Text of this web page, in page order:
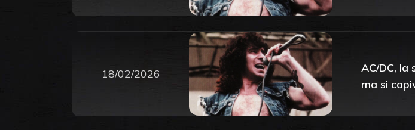
18/02/2026
AC/DC, la
ma si